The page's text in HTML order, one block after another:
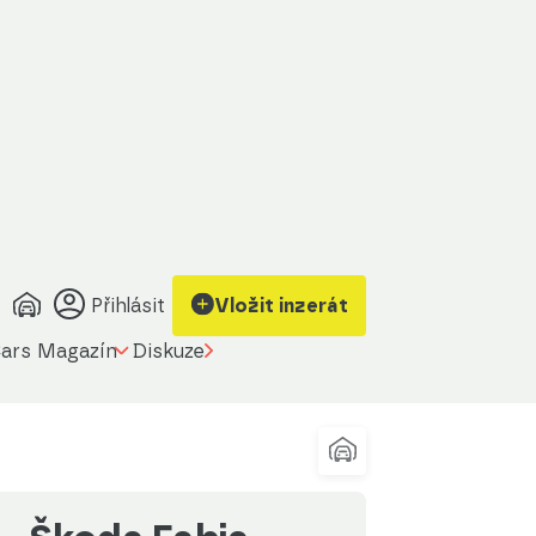
Přihlásit Vložit inzerát
Magazín Diskuze